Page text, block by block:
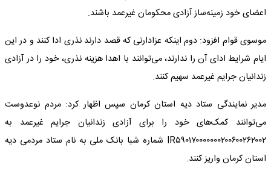
اعضای خود زمینه‌ساز آزادی محکومان غیرعمد باشند.
موسوی قوام افزود: دوم اینکه عزادارنی که قصد دارند نذری ادا کنند و در این
ایام شرایط ادای آن را ندارند، می‌توانند با اهدا هزینه نذری، خود را در آزادی
زندانیان جرایم غیرعمد سهیم کنند.
مدیر نمایندگی ستاد دیه استان کرمان سپس اظهار کرد: مردم نوعدوست
می‌توانند کمک‌های خود را برای آزادی زندانیان جرایم غیرعمد به
IR۵۹۰۱۷۰۰۰۰۰۰۰۲۰۰۶۰۰۲۶‌۲۰۰۲ شماره شبا بانک ملی به نام ستاد مردمی دیه
استان کرمان واریز کنند.